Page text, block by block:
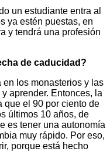
un estudiante entra al
ya estén puestas, en
y tendrá una profesión
de caducidad?
los monasterios y las
aprender. Entonces, la
que el 90 por ciento de
últimos 10 años, de
es tener una autonomía
muy rápido. Por eso,
porque está hecho